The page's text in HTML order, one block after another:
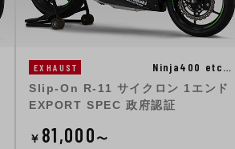
EXHAUST Ninja400 etc…
Slip-On R-11 サイクロン 1エンド
EXPORT SPEC 政府認証
￥ 81,000〜